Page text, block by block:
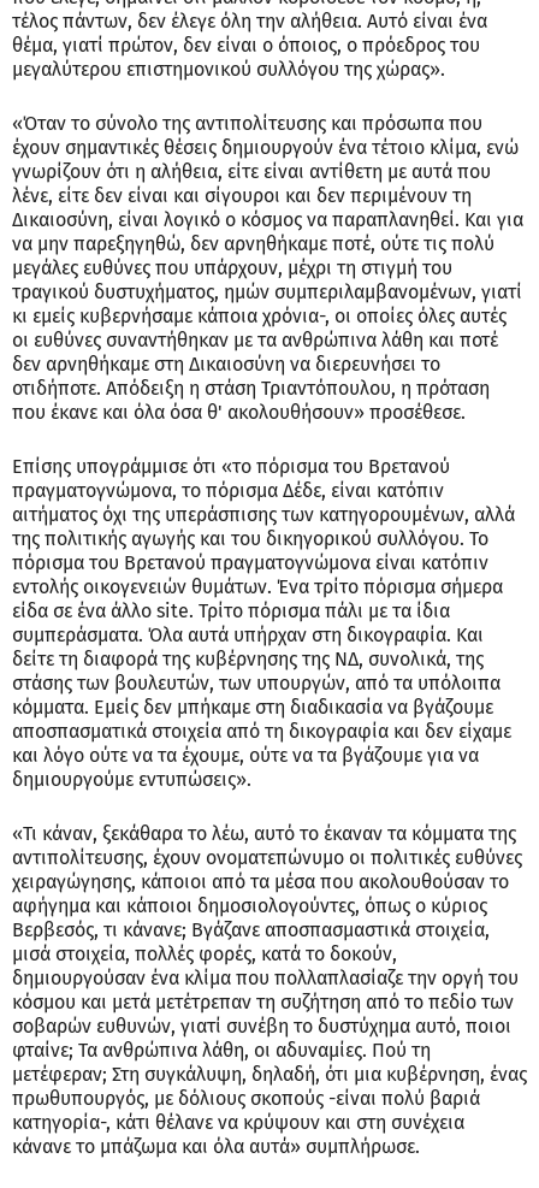
τέλος πάντων, δεν έλεγε όλη την αλήθεια. Αυτό είναι ένα
θέμα, γιατί πρώτον, δεν είναι ο όποιος, ο πρόεδρος του
μεγαλύτερου επιστημονικού συλλόγου της χώρας».
«Όταν το σύνολο της αντιπολίτευσης και πρόσωπα που
έχουν σημαντικές θέσεις δημιουργούν ένα τέτοιο κλίμα, ενώ
γνωρίζουν ότι η αλήθεια, είτε είναι αντίθετη με αυτά που
λένε, είτε δεν είναι και σίγουροι και δεν περιμένουν τη
Δικαιοσύνη, είναι λογικό ο κόσμος να παραπλανηθεί. Και για
να μην παρεξηγηθώ, δεν αρνηθήκαμε ποτέ, ούτε τις πολύ
μεγάλες ευθύνες που υπάρχουν, μέχρι τη στιγμή του
τραγικού δυστυχήματος, ημών συμπεριλαμβανομένων, γιατί
κι εμείς κυβερνήσαμε κάποια χρόνια-, οι οποίες όλες αυτές
οι ευθύνες συναντήθηκαν με τα ανθρώπινα λάθη και ποτέ
δεν αρνηθήκαμε στη Δικαιοσύνη να διερευνήσει το
οτιδήποτε. Απόδειξη η στάση Τριαντόπουλου, η πρόταση
που έκανε και όλα όσα θ' ακολουθήσουν» προσέθεσε.
Επίσης υπογράμμισε ότι «το πόρισμα του Βρετανού
πραγματογνώμονα, το πόρισμα Δέδε, είναι κατόπιν
αιτήματος όχι της υπεράσπισης των κατηγορουμένων, αλλά
της πολιτικής αγωγής και του δικηγορικού συλλόγου. Το
πόρισμα του Βρετανού πραγματογνώμονα είναι κατόπιν
εντολής οικογενειών θυμάτων. Ένα τρίτο πόρισμα σήμερα
είδα σε ένα άλλο site. Τρίτο πόρισμα πάλι με τα ίδια
συμπεράσματα. Όλα αυτά υπήρχαν στη δικογραφία. Και
δείτε τη διαφορά της κυβέρνησης της ΝΔ, συνολικά, της
στάσης των βουλευτών, των υπουργών, από τα υπόλοιπα
κόμματα. Εμείς δεν μπήκαμε στη διαδικασία να βγάζουμε
αποσπασματικά στοιχεία από τη δικογραφία και δεν είχαμε
και λόγο ούτε να τα έχουμε, ούτε να τα βγάζουμε για να
δημιουργούμε εντυπώσεις».
«Τι κάναν, ξεκάθαρα το λέω, αυτό το έκαναν τα κόμματα της
αντιπολίτευσης, έχουν ονοματεπώνυμο οι πολιτικές ευθύνες
χειραγώγησης, κάποιοι από τα μέσα που ακολουθούσαν το
αφήγημα και κάποιοι δημοσιολογούντες, όπως ο κύριος
Βερβεσός, τι κάνανε; Βγάζανε αποσπασμαστικά στοιχεία,
μισά στοιχεία, πολλές φορές, κατά το δοκούν,
δημιουργούσαν ένα κλίμα που πολλαπλασίαζε την οργή του
κόσμου και μετά μετέτρεπαν τη συζήτηση από το πεδίο των
σοβαρών ευθυνών, γιατί συνέβη το δυστύχημα αυτό, ποιοι
φταίνε; Τα ανθρώπινα λάθη, οι αδυναμίες. Πού τη
μετέφεραν; Στη συγκάλυψη, δηλαδή, ότι μια κυβέρνηση, ένας
πρωθυπουργός, με δόλιους σκοπούς -είναι πολύ βαριά
κατηγορία-, κάτι θέλανε να κρύψουν και στη συνέχεια
κάνανε το μπάζωμα και όλα αυτά» συμπλήρωσε.